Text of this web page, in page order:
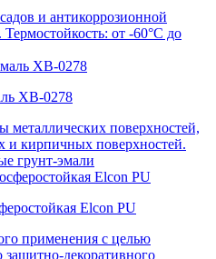
и антикоррозионной
от -60°С до
ХВ-0278
металлических поверхностей,
и кирпичных поверхностей.
грунт-эмали
Elcon PU
применения с целью
защитно-декоративного